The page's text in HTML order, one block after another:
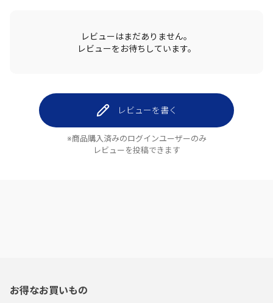
レビューはまだありません。
レビューをお待ちしています。
レビューを書く
※商品購入済みのログインユーザーのみ
レビューを投稿できます
お得なお買いもの